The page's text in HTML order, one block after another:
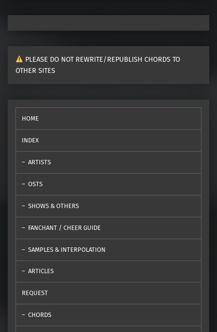
PLEASE DO NOT REWRITE/REPUBLISH CHORDS TO
OTHER SITES
HOME
INDEX
ARTISTS
OSTS
SHOWS & OTHERS
FANCHANT / CHEER GUIDE
SAMPLES & INTERPOLATION
ARTICLES
REQUEST
CHORDS